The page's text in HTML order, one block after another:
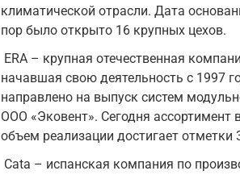
климатической отрасли. Дата
пор было открыто 16 крупных цехов.
ERA – крупная отечественная
начавшая свою деятельность с 1997
направлено на выпуск систем
ООО «Эковент». Сегодня
объем реализации достигает
Cata – испанская компания по